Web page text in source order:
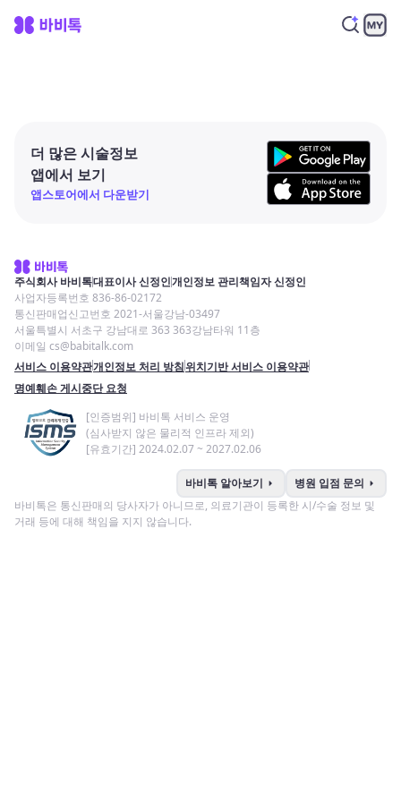
더 많은 시술정보
앱에서 보기
앱스토어에서 다운받기
주식회사 바비톡대표이사 신정인개인정보 관리책임자 신정인
사업자등록번호 836-86-02172
통신판매업신고번호 2021-서울강남-03497
서울특별시 서초구 강남대로 363 363강남타워 11층
이메일 cs@babitalk.com
서비스 이용약관개인정보 처리 방침위치기반 서비스 이용약관
명예훼손 게시중단 요청
[인증범위] 바비톡 서비스 운영
(심사받지 않은 물리적 인프라 제외)
[유효기간] 2024.02.07 ~ 2027.02.06
바비톡 알아보기 arrow_right 병원 입점 문의 arrow_right
바비톡은 통신판매의 당사자가 아니므로, 의료기관이 등록한 시/수술 정보 및
거래 등에 대해 책임을 지지 않습니다.